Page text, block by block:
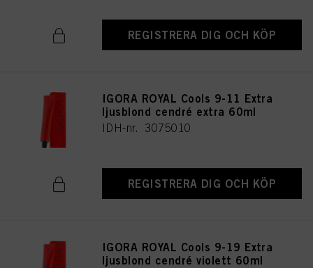
REGISTRERA DIG OCH KÖP
IGORA ROYAL Cools 9-11 Extra
ljusblond cendré extra 60ml
IDH-nr. 3075010
REGISTRERA DIG OCH KÖP
IGORA ROYAL Cools 9-19 Extra
ljusblond cendré violett 60ml